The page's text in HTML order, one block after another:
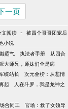
一页
文阅读 - 被四个哥哥团宠后
小说
霸气 执法者手册
从四合
大师兄，师妹们全是病
统站长
次元金榜：从悲情
起
人在斗罗，我是龙神之
合同工
官场：救了女领导